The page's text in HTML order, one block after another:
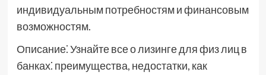
индивидуальным потребностям и финансовым
возможностям.
Описание⁚ Узнайте все о лизинге для физ лиц в
банках⁚ преимущества, недостатки, как